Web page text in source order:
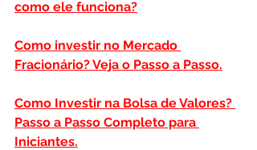
como ele funciona?
Como investir no Mercado
Fracionário? Veja o Passo a Passo.
Como Investir na Bolsa de Valores?
Passo a Passo Completo para
Iniciantes.